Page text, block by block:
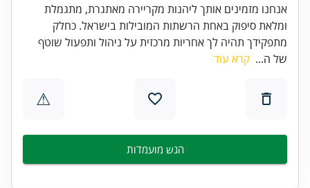
אנחנו מזמינים אותך ליהנות מקריירה מאתגרת, מתגמלת
ומלאת סיפוק באחת הרשתות המובילות בישראל. כחלק
מתפקידך תהיה לך אחריות מרכזית על ניהול ותפעול שוטף
של ה... קרא עוד
⚠
הגש מועמדות